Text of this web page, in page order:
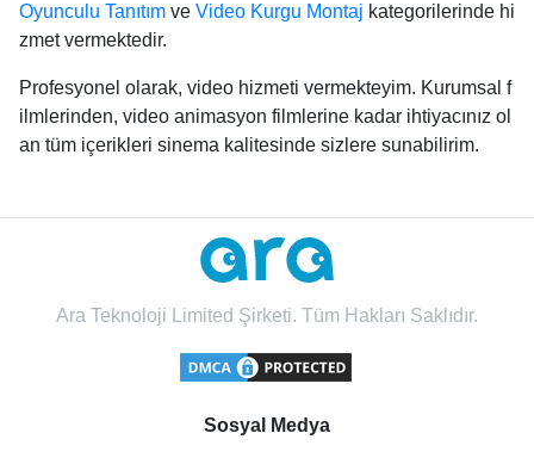
Oyunculu Tanıtım ve Video Kurgu Montaj kategorilerinde hi
zmet vermektedir.
Profesyonel olarak, video hizmeti vermekteyim. Kurumsal f
ilmlerinden, video animasyon filmlerine kadar ihtiyacınız ol
an tüm içerikleri sinema kalitesinde sizlere sunabilirim.
Ara Teknoloji Limited Şirketi. Tüm Hakları Saklıdır.
Sosyal Medya